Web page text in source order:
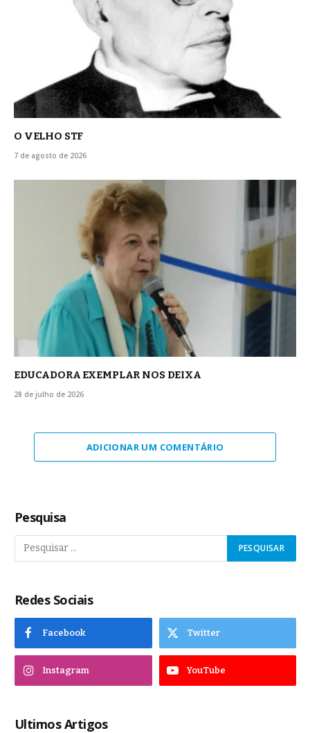
O VELHO STF
7 de agosto de 2026
EDUCADORA EXEMPLAR NOS DEIXA
28 de julho de 2026
ADICIONAR UM COMENTÁRIO
Pesquisa
Redes Sociais
Facebook Twitter
Instagram YouTube
Ultimos Artigos